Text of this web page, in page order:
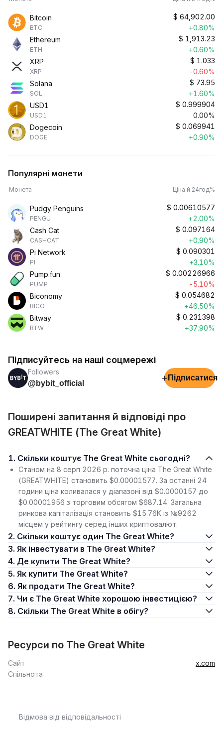
Bitcoin
BTC
$ 64,902.00
+0.80%
Ethereum
ETH
$ 1,913.23
+0.60%
XRP
XRP
$ 1.033
-0.60%
Solana
SOL
$ 73.95
+1.60%
USD1
USD1
$ 0.999904
0.00%
Dogecoin
DOGE
$ 0.069941
+0.90%
Популярні монети
Монета Ціна й 24год%
Pudgy Penguins
PENGU
$ 0.00610577
+2.00%
Cash Cat
CASHCAT
$ 0.097164
+0.90%
Pi Network
PI
$ 0.090301
+3.10%
Pump.fun
PUMP
$ 0.00226966
-5.10%
Biconomy
BICO
$ 0.054682
+46.50%
Bitway
BTW
$ 0.231398
+37.90%
Підписуйтесь на наші соцмережі
Followers
@bybit_official
+ Підписатися
Поширені запитання й відповіді про
GREATWHITE (The Great White)
1. Скільки коштує The Great White сьогодні?
Станом на 8 серп 2026 р. поточна ціна The Great White
(GREATWHITE) становить $0.00001577. За останні 24
години ціна коливалася у діапазоні від $0.0000157 до
$0.00001956 з торговим обсягом $687.14. Загальна
ринкова капіталізація становить $15.76K із №9262
місцем у рейтингу серед інших криптовалют.
2. Скільки коштує один The Great White?
3. Як інвестувати в The Great White?
4. Де купити The Great White?
5. Як купити The Great White?
6. Як продати The Great White?
7. Чи є The Great White хорошою інвестицією?
8. Скільки The Great White в обігу?
Ресурси по The Great White
Сайт
x.com
Спільнота
Відмова від відповідальності